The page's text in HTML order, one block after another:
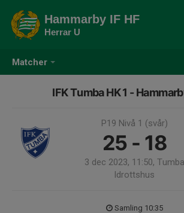
Matcher
Hammarby IF HF
Herrar U
IFK Tumba HK 1 -
P19 Nivå 1 (svår)
25 - 18
3 dec 2023, 11:50, Tumba
Idrottshus
Samling 10:35